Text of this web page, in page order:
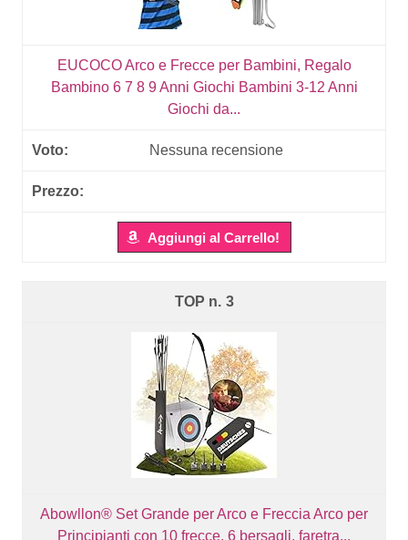
EUCOCO Arco e Frecce per Bambini, Regalo
Bambino 6 7 8 9 Anni Giochi Bambini 3-12 Anni
Giochi da...
Nessuna recensione
Aggiungi al Carrello!
3
Abowllon® Set Grande per Arco e Freccia Arco per
Principianti con 10 frecce, 6 bersagli, faretra...